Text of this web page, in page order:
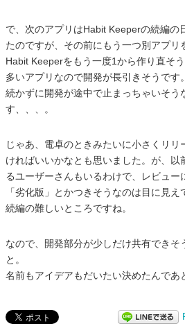
で、次のアプリはHabit Keeperの続編の
たのですが、その前にもう一つ別アプリ
Habit Keeperをもう一度1から作り直そ
多いアプリなので開発が長引きそうです
続かずに開発が途中で止まっちゃいそう
す、、、。
じゃあ、電卓のときみたいに小さくリ
ければいいかなとも思いました。が、以
るユーザーさんもいるわけで、レビュ
「劣化版」とかつきそうなのは目に見
続編の難しいところですね。
なので、開発部分が少しだけ共有できそ
と。
名前もアイデアもだいたい決めたんであ